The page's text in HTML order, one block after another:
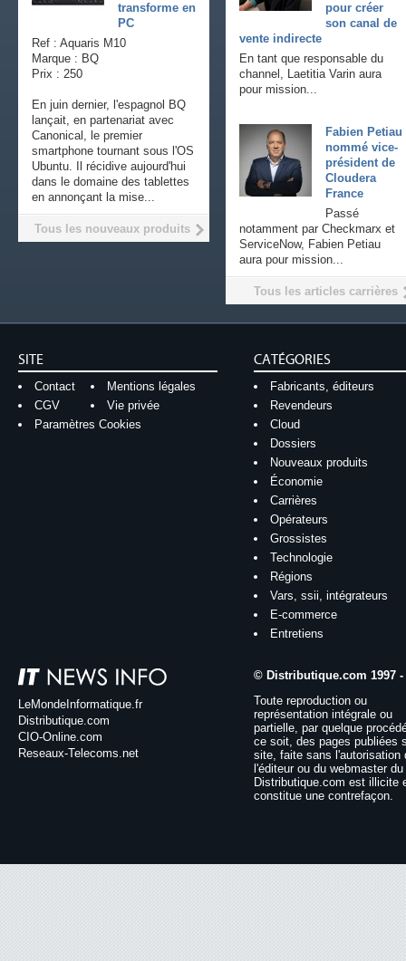
pour créer
son canal de
vente indirecte
En tant que responsable du
channel, Laetitia Varin aura
pour mission...
Fabien Petiau
nommé vice-
président de
Cloudera
France
Passé
notamment par Checkmarx et
ServiceNow, Fabien Petiau
aura pour mission...
Tous les articles carrières
transforme en
PC
Ref : Aquaris M10
Marque : BQ
Prix : 250
En juin dernier, l'espagnol BQ
lançait, en partenariat avec
Canonical, le premier
smartphone tournant sous l'OS
Ubuntu. Il récidive aujourd'hui
dans le domaine des tablettes
en annonçant la mise...
Tous les nouveaux produits
SITE
Contact
Mentions légales
CGV
Vie privée
Paramètres Cookies
CATÉGORIES
Fabricants, éditeurs
Revendeurs
Cloud
Dossiers
Nouveaux produits
Économie
Carrières
Opérateurs
Grossistes
Technologie
Régions
Vars, ssii, intégrateurs
E-commerce
Entretiens
LeMondeInformatique.fr
Distributique.com
CIO-Online.com
Reseaux-Telecoms.net
© Distributique.com 1997 -
Toute reproduction ou
représentation intégrale ou
partielle, par quelque
ce soit, des pages publiées
site, faite sans l'autorisation
l'éditeur ou du webmaster
Distributique.com est illicite
constitue une contrefaçon.